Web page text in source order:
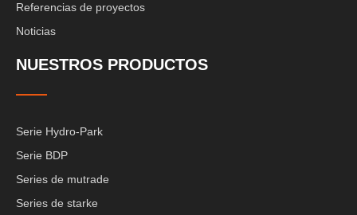
Referencias de proyectos
Noticias
NUESTROS PRODUCTOS
Serie Hydro-Park
Serie BDP
Series de mutrade
Series de starke